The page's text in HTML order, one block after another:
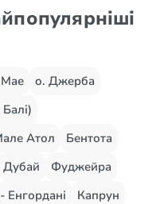
о. Джерба
Атол
Бентота
Дубай
Фуджейра
Енгордані
Капрун